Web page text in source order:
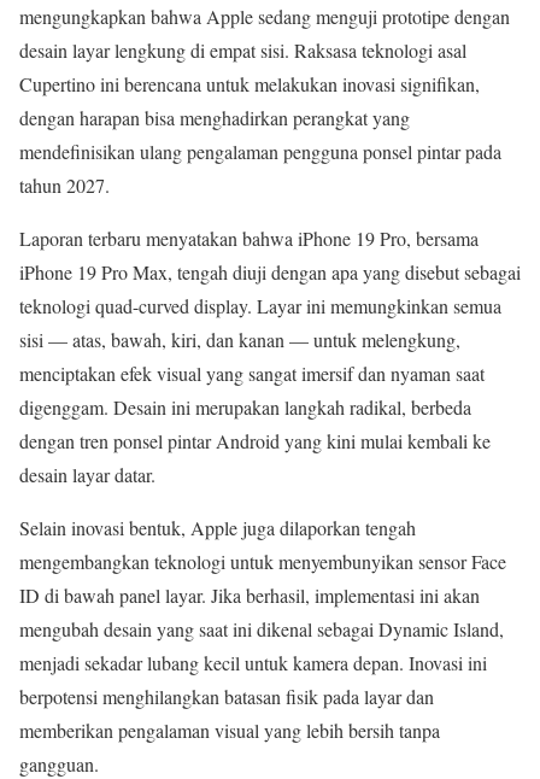
mengungkapkan bahwa Apple sedang menguji prototipe dengan
desain layar lengkung di empat sisi. Raksasa teknologi asal
Cupertino ini berencana untuk melakukan inovasi signifikan,
dengan harapan bisa menghadirkan perangkat yang
mendefinisikan ulang pengalaman pengguna ponsel pintar pada
tahun 2027.
Laporan terbaru menyatakan bahwa iPhone 19 Pro, bersama
iPhone 19 Pro Max, tengah diuji dengan apa yang disebut sebagai
teknologi quad-curved display. Layar ini memungkinkan semua
sisi — atas, bawah, kiri, dan kanan — untuk melengkung,
menciptakan efek visual yang sangat imersif dan nyaman saat
digenggam. Desain ini merupakan langkah radikal, berbeda
dengan tren ponsel pintar Android yang kini mulai kembali ke
desain layar datar.
Selain inovasi bentuk, Apple juga dilaporkan tengah
mengembangkan teknologi untuk menyembunyikan sensor Face
ID di bawah panel layar. Jika berhasil, implementasi ini akan
mengubah desain yang saat ini dikenal sebagai Dynamic Island,
menjadi sekadar lubang kecil untuk kamera depan. Inovasi ini
berpotensi menghilangkan batasan fisik pada layar dan
memberikan pengalaman visual yang lebih bersih tanpa
gangguan.